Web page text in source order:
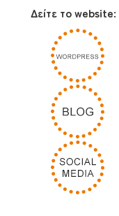
Δείτε το website: